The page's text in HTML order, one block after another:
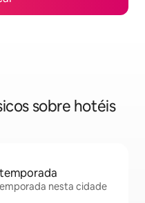
sobre hotéis
nesta cidade